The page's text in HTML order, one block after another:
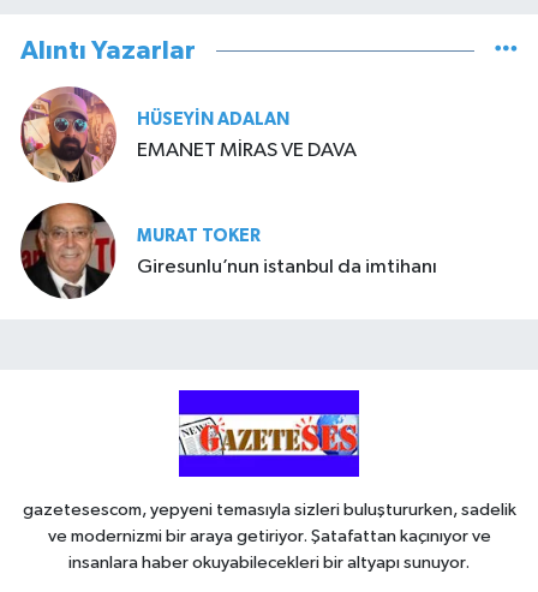
Alıntı Yazarlar
HÜSEYIN ADALAN
EMANET MİRAS VE DAVA
MURAT TOKER
Giresunlu’nun istanbul da imtihanı
gazetesescom, yepyeni temasıyla sizleri buluştururken, sadelik
ve modernizmi bir araya getiriyor. Şatafattan kaçınıyor ve
insanlara haber okuyabilecekleri bir altyapı sunuyor.